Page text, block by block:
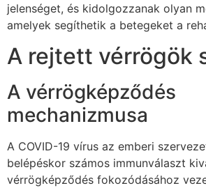
jelenséget, és kidolgozzanak olyan
amelyek segíthetik a betegeket a
A rejtett vérrögök
A vérrögképződés
mechanizmusa
A COVID-19 vírus az emberi
belépéskor számos immunválaszt
vérrögképződés fokozódásához